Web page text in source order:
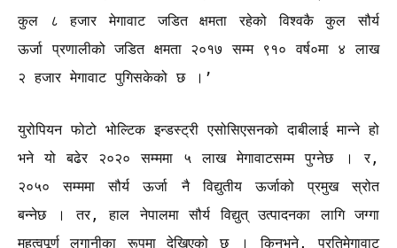
कुल ८ हजार मेगावाट जडित क्षमता रहेको विश्वकै कुल सौर्य
ऊर्जा प्रणालीको जडित क्षमता २०१७ सम्म ९१० वर्ष०मा ४ लाख
२ हजार मेगावाट पुगिसकेको छ ।’
युरोपियन फोटो भोल्टिक इन्डस्ट्री एसोसिएसनको दाबीलाई मान्ने हो
भने यो बढेर २०२० सम्ममा ५ लाख मेगावाटसम्म पुग्नेछ । र,
२०५० सम्ममा सौर्य ऊर्जा नै विद्युतीय ऊर्जाको प्रमुख स्रोत
बन्नेछ । तर, हाल नेपालमा सौर्य विद्युत् उत्पादनका लागि जग्गा
महत्वपूर्ण लगानीका रूपमा देखिएको छ । किनभने, प्रतिमेगावाट